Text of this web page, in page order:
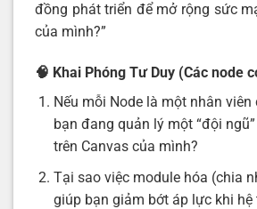
đồng phát triển để mở rộng sức
của mình?”
🧠 Khai Phóng Tư Duy (Các node
Nếu mỗi Node là một nhân viên
bạn đang quản lý một “đội
trên Canvas của mình?
Tại sao việc module hóa (chia
giúp bạn giảm bớt áp lực khi